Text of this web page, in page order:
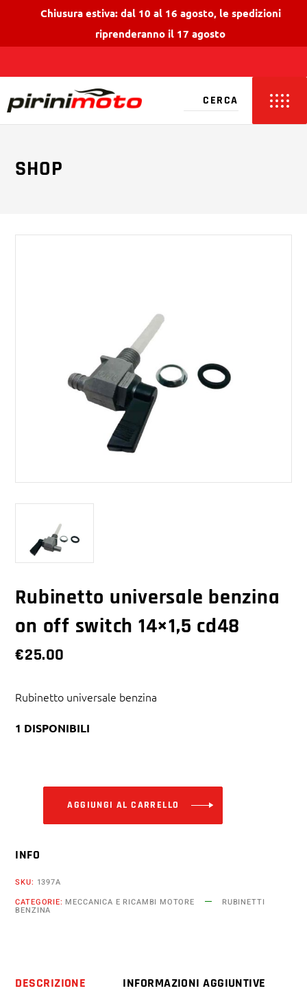
Chiusura estiva: dal 10 al 16 agosto, le spedizioni
riprenderanno il 17 agosto
SHOP
Rubinetto universale benzina
on off switch 14×1,5 cd48
€25.00
Rubinetto universale benzina
1 DISPONIBILI
AGGIUNGI AL CARRELLO
INFO
SKU: 1397A
CATEGORIE: MECCANICA E RICAMBI MOTORE RUBINETTI
BENZINA
DESCRIZIONE INFORMAZIONI AGGIUNTIVE